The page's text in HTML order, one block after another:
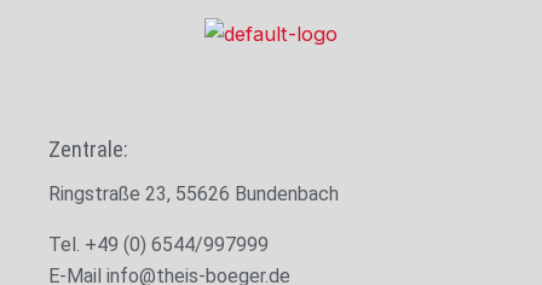
Zentrale:
Ringstraße 23, 55626 Bundenbach
Tel. +49 (0) 6544/997999
E-Mail info@theis-boeger.de